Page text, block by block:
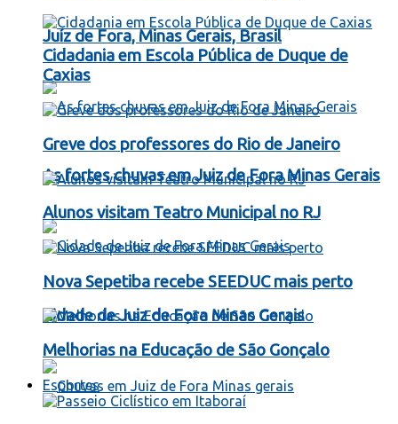
Juíz de Fora, Minas Gerais, Brasil
As fortes chuvas em Juiz de Fora Minas Gerais
Cidade de Juiz de Fora Minas Gerais
Cidadania em Escola Pública de Duque de
Caxias
Greve dos professores do Rio de Janeiro
Alunos visitam Teatro Municipal no RJ
Nova Sepetiba recebe SEEDUC mais perto
Melhorias na Educação de São Gonçalo
Esportes